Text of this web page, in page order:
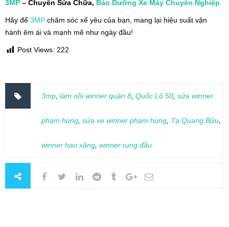
3MP – Chuyên Sửa Chữa, Bảo Dưỡng Xe Máy Chuyên Nghiệp
Hãy để 3MP chăm sóc xế yêu của bạn, mang lại hiệu suất vận
hành êm ái và mạnh mẽ như ngày đầu!
Post Views: 222
3mp, làm nồi winner quận 8, Quốc Lộ 50, sửa winner
phạm hùng, sửa xe winner phạm hùng, Tạ Quang Bữu,
winner hao xăng, winner rung đầu